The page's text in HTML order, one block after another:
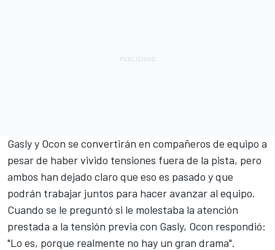
Gasly y Ocon se convertirán en compañeros de equipo a
pesar de haber vivido tensiones fuera de la pista, pero
ambos han dejado claro que eso es pasado y que
podrán trabajar juntos para hacer avanzar al equipo.
Cuando se le preguntó si le molestaba la atención
prestada a la tensión previa con Gasly, Ocon respondió:
"Lo es, porque realmente no hay un gran drama".